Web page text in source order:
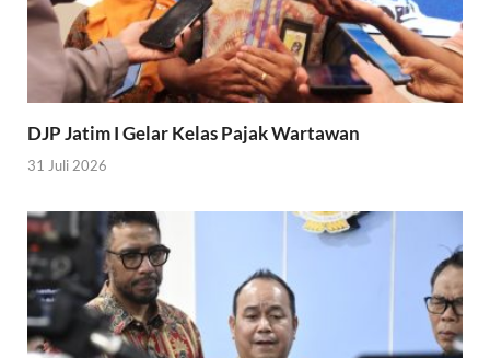
DJP Jatim I Gelar Kelas Pajak Wartawan
31 Juli 2026